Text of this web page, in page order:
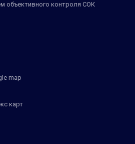
объективного контроля СОК
map
карт